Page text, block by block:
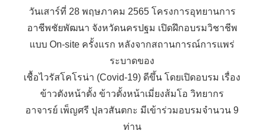
วันเสาร์ที่ 28 พฤษภาคม 2565 โครงการอุทยานการ
อาชีพชัยพัฒนา จังหวัดนครปฐม เปิดฝึกอบรมวิชาชีพ
แบบ On-site ครั้งแรก หลังจากสถานการณ์การแพร่
ระบาดของ
เชื้อไวรัสโคโรน่า (Covid-19) ดีขึ้น โดยเปิดอบรม เรื่อง
ข้าวตังหน้าตั้ง ข้าวตั้งหน้าเมี่ยงส้มโอ วิทยากร
อาจารย์ เพ็ญศรี ปุลวสันตกะ มีเข้าร่วมอบรมจำนวน 9
ท่าน